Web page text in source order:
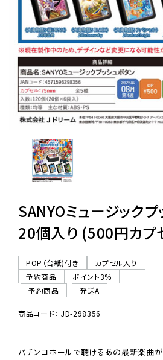
販促用カプセルトイ
よくあるご質問
ご利用ガイド
06-6282-
SANYOミュージック
20個入り (500円カプ
POP（台紙)付き
カプセル入り
予約商品
ポイント3%
予約商品
発送A
商品コード： JD-298356
パチンコホールで聴けるあの最新楽曲